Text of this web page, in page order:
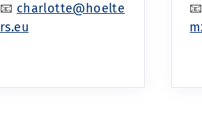
📧 charlotte@hoelte
rs.eu
📧